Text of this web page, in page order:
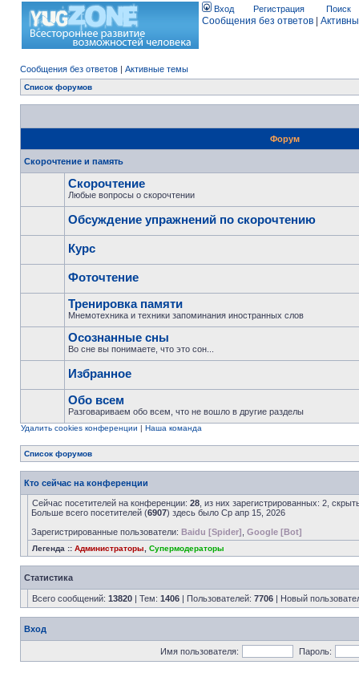
Вход Регистрация Поиск
Сообщения без ответов
Сообщения без ответов | Активные темы
Список форумов
Форум
Скорочтение и память
Скорочтение
Любые вопросы о скорочтении
Обсуждение упражнений по скорочтению
Курс
Фоточтение
Тренировка памяти
Мнемотехника и техники запоминания иностранных слов
Осознанные сны
Во сне вы понимаете, что это сон...
Избранное
Обо всем
Разговариваем обо всем, что не вошло в другие разделы
Удалить cookies конференции | Наша команда
Список форумов
Кто сейчас на конференции
Сейчас посетителей на конференции: 28 , из них зарегистрированных: 2,
Больше всего посетителей (6907) здесь было Ср апр 15, 2026
Зарегистрированные пользователи: Baidu [Spider] Google [Bot]
Легенда :: Администраторы Супермодераторы
Статистика
Всего сообщений: 13820 | Тем: 1406 | Пользователей: 7706 | Новый
Вход
Имя пользователя: Пароль: